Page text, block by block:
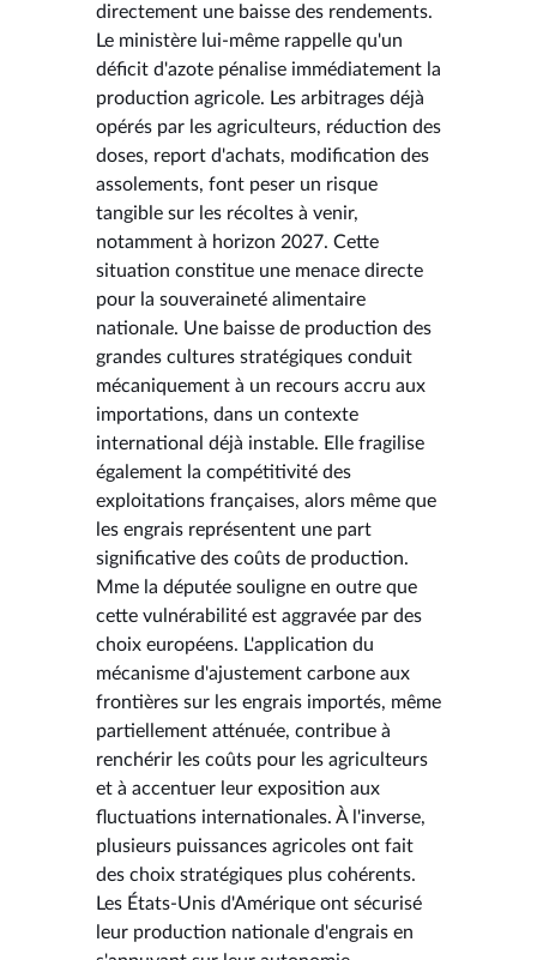
directement une baisse des rendements.
Le ministère lui-même rappelle qu'un
déficit d'azote pénalise immédiatement la
production agricole. Les arbitrages déjà
opérés par les agriculteurs, réduction des
doses, report d'achats, modification des
assolements, font peser un risque
tangible sur les récoltes à venir,
notamment à horizon 2027. Cette
situation constitue une menace directe
pour la souveraineté alimentaire
nationale. Une baisse de production des
grandes cultures stratégiques conduit
mécaniquement à un recours accru aux
importations, dans un contexte
international déjà instable. Elle fragilise
également la compétitivité des
exploitations françaises, alors même que
les engrais représentent une part
significative des coûts de production.
Mme la députée souligne en outre que
cette vulnérabilité est aggravée par des
choix européens. L'application du
mécanisme d'ajustement carbone aux
frontières sur les engrais importés, même
partiellement atténuée, contribue à
renchérir les coûts pour les agriculteurs
et à accentuer leur exposition aux
fluctuations internationales. À l'inverse,
plusieurs puissances agricoles ont fait
des choix stratégiques plus cohérents.
Les États-Unis d'Amérique ont sécurisé
leur production nationale d'engrais en